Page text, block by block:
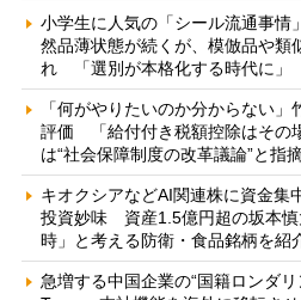
小学生に人気の「シール流通事
然品薄状態が続くが、模倣品や類
れ 「選別が本格化する時代に」
「何がやりたいのか分からない
評価 「給付付き税額控除はその
は“社会保障制度の改革議論”と指
キオクシアなどAI関連株に資金集
投資妙味 資産1.5億円超の坂本慎
時」と考える防衛・食品銘柄を紹
急増する中国企業の“国籍ロンダ